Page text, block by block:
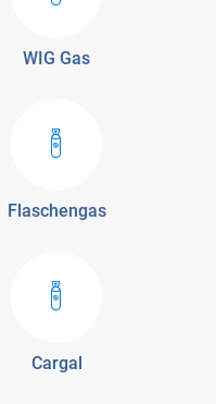
WIG Gas
Flaschengas
Cargal